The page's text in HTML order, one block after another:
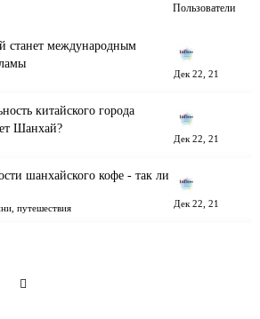
Пользователи
станет международным
Дек 22, 21
китайского города
Шанхай?
Дек 22, 21
шанхайского кофе - так ли
путешествия Дек 22, 21